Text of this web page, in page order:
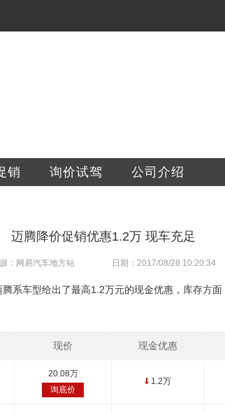
销 询价试驾 公司介绍
迈腾降价促销优惠1.2万 现车充足
：网易汽车地方站 日期：2017/08/28 10:20:34
系车型给出了最高1.2万元的现金优惠，库存方面
现价 现金优惠
20.08万
询底价
1.2万